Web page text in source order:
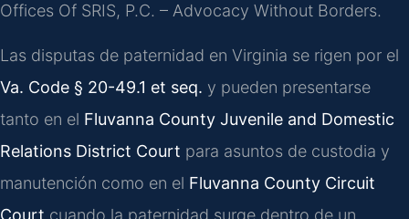
Offices Of SRIS, P.C. – Advocacy Without Borders.
Las disputas de paternidad en Virginia se rigen por el
Va. Code § 20-49.1 et seq. y pueden presentarse
tanto en el Fluvanna County Juvenile and Domestic
Relations District Court para asuntos de custodia y
manutención como en el Fluvanna County Circuit